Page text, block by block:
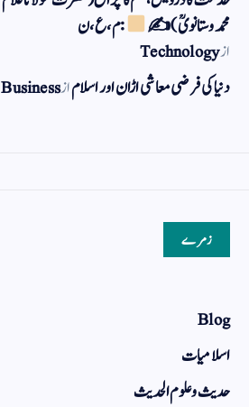
محمد وستانویؒ)✍
: م ، ع ، ن
ازTechnology
دنیا کی فرضی معاشی اڑان اور اسلامازBusiness
زمرے
Blog
اسلامیات
حدیث و علوم الحدیث